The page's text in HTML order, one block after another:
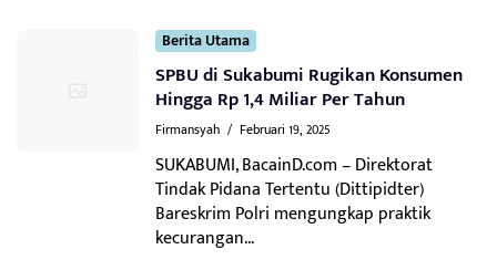
Berita Utama
SPBU di Sukabumi Rugikan Konsumen
Hingga Rp 1,4 Miliar Per Tahun
Firmansyah / Februari 19, 2025
SUKABUMI, BacainD.com – Direktorat
Tindak Pidana Tertentu (Dittipidter)
Bareskrim Polri mengungkap praktik
kecurangan...